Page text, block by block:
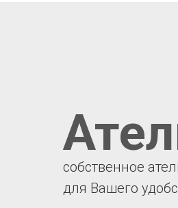
собственное
для Вашего